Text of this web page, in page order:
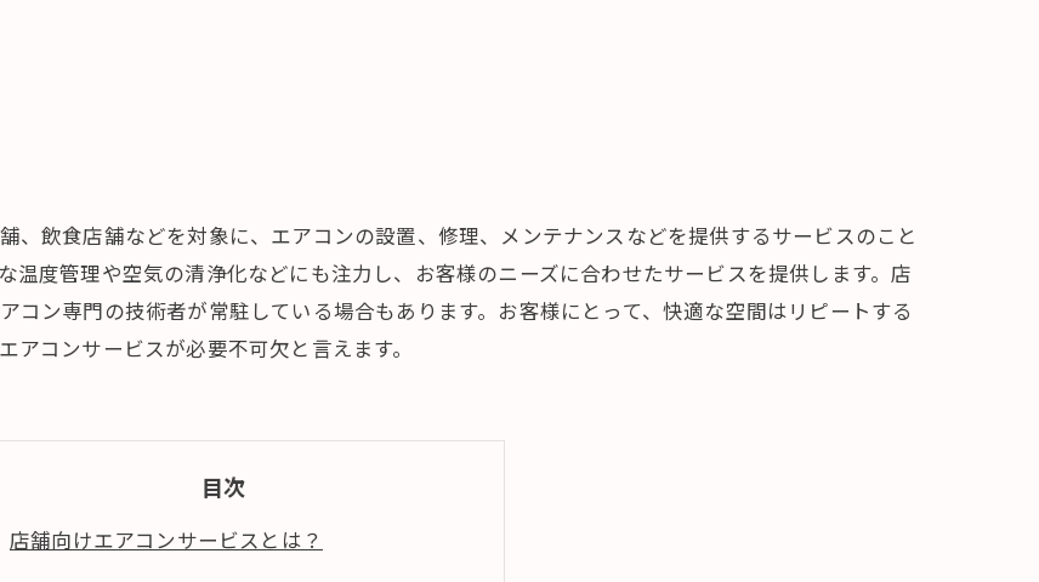
、飲食店舗などを対象に、エアコンの設置、修理、メンテナンスなどを提供するサービスのこと
温度管理や空気の清浄化などにも注力し、お客様のニーズに合わせたサービスを提供します。店
コン専門の技術者が常駐している場合もあります。お客様にとって、快適な空間はリピートする
コンサービスが必要不可欠と言えます。
目次
店舗向けエアコンサービスとは？